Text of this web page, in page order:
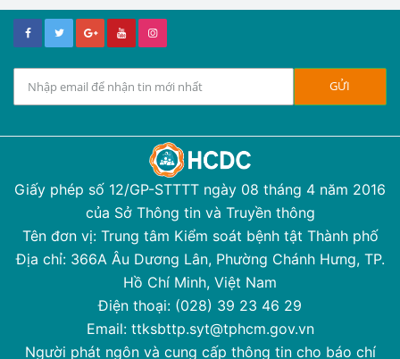
Giấy phép số 12/GP-STTTT ngày 08 tháng 4 năm 2016
của Sở Thông tin và Truyền thông
Tên đơn vị: Trung tâm Kiểm soát bệnh tật Thành phố
Địa chỉ: 366A Âu Dương Lân, Phường Chánh Hưng, TP.
Hồ Chí Minh, Việt Nam
Điện thoại: (028) 39 23 46 29
Email: ttksbttp.syt@tphcm.gov.vn
Người phát ngôn và cung cấp thông tin cho báo chí